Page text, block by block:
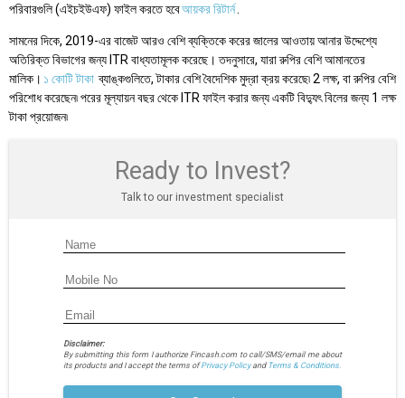
পরিবারগুলি (এইচইউএফ) ফাইল করতে হবেআয়কর রিটার্ন
সামনের দিকে, 2019-এর বাজেট আরও বেশি ব্যক্তিকে করের জালের আওতায় আনার উদ্দেশ্যে
অতিরিক্ত বিভাগের জন্য ITR বাধ্যতামূলক করেছে। তদনুসারে, যারা রুপির বেশি আমানতের
মালিক। ১ কোটি টাকা ব্যাঙ্কগুলিতে, টাকার বেশি বৈদেশিক মুদ্রা ক্রয় করেছে৷ 2 লক্ষ, বা রুপির বেশি
পরিশোধ করেছেন৷ পরের মূল্যায়ন বছর থেকে ITR ফাইল করার জন্য একটি বিদ্যুৎ বিলের জন্য 1 লক্ষ
টাকা প্রয়োজন৷
Ready to Invest?
Talk to our investment specialist
Disclaimer:
By submitting this form I authorize Fincash.com to call/SMS/email me about
its products and I accept the terms ofPrivacy Policyand Terms & Conditions.